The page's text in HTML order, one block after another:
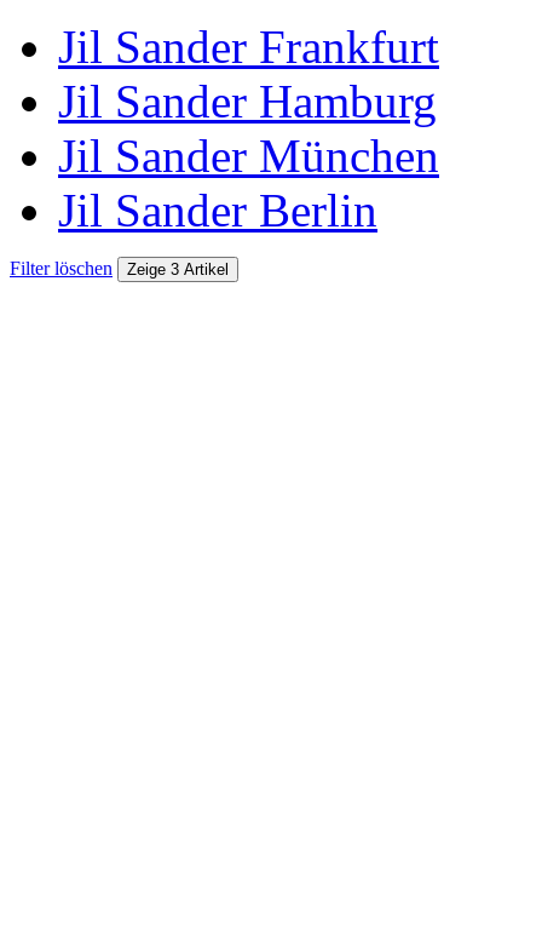
Jil Sander Frankfurt
Jil Sander Hamburg
Jil Sander München
Jil Sander Berlin
Filter löschen Zeige 3 Artikel